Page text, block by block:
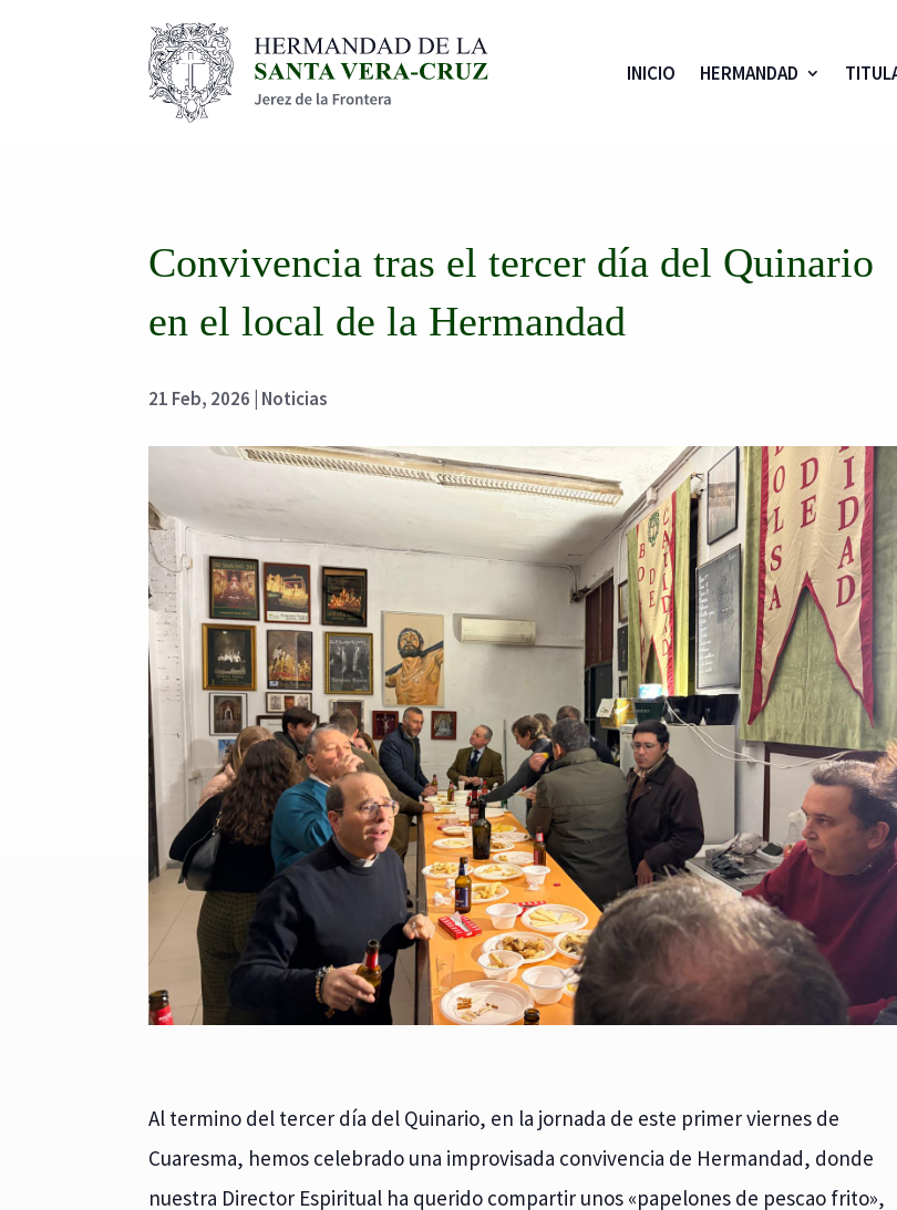
INICIO HERMANDAD
Convivencia tras el tercer día del Quinario
en el local de la Hermandad
21 Feb, 2026 Noticias
Al termino del tercer día del Quinario, en la jornada de este primer viernes de
Cuaresma, hemos celebrado una improvisada convivencia de Hermandad, donde
nuestra Director Espiritual ha querido compartir unos «papelones de pescao frito»,